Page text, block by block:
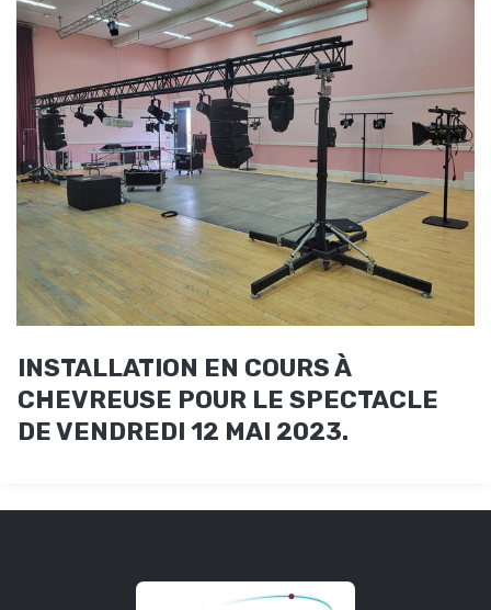
INSTALLATION EN COURS À
CHEVREUSE POUR LE SPECTACLE
DE VENDREDI 12 MAI 2023.